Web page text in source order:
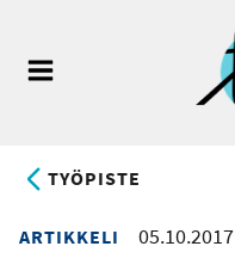
pääsisältöön
TYÖPISTE
ARTIKKELI 05.10.2017